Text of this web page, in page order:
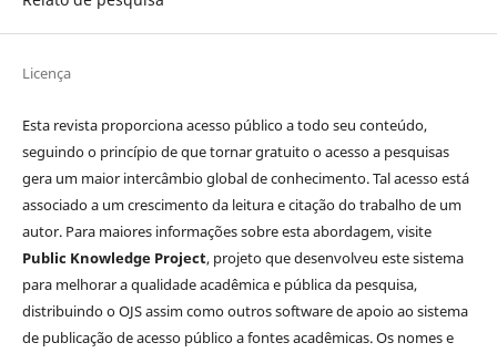
Licença
Esta revista proporciona acesso público a todo seu conteúdo,
seguindo o princípio de que tornar gratuito o acesso a pesquisas
gera um maior intercâmbio global de conhecimento. Tal acesso está
associado a um crescimento da leitura e citação do trabalho de um
autor. Para maiores informações sobre esta abordagem, visite
Public Knowledge Project, projeto que desenvolveu este sistema
para melhorar a qualidade acadêmica e pública da pesquisa,
distribuindo o OJS assim como outros software de apoio ao sistema
de publicação de acesso público a fontes acadêmicas. Os nomes e